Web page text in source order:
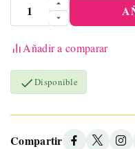
Añadir a comparar
Disponible
Compartir